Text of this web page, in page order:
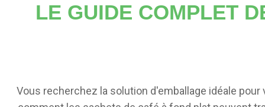
LE GUIDE COMPLET
Vous recherchez la solution d'emballage idéale